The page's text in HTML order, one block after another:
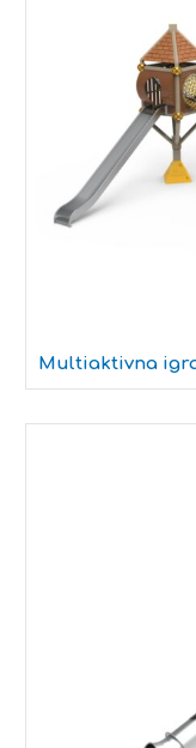
Multiaktivna igra